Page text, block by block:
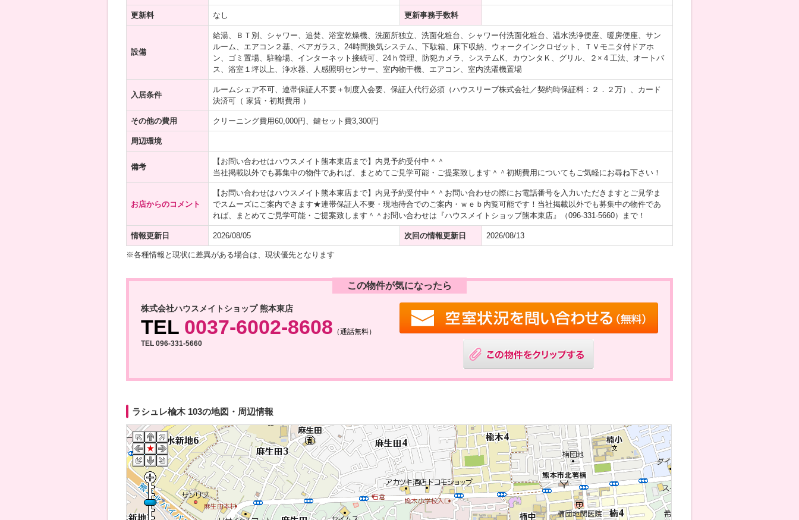
更新料 なし 更新事務手数料
設備
給湯、ＢＴ別、シャワー、追焚、浴室乾燥機、洗面所独立、洗面化粧台、シャワー付洗面化粧台、温水洗浄便座、暖房便座、サン
ルーム、エアコン２基、ペアガラス、24時間換気システム、下駄箱、床下収納、ウォークインクロゼット、ＴＶモニタ付ドアホ
ン、ゴミ置場、駐輪場、インターネット接続可、24ｈ管理、防犯カメラ、システムK、カウンタＫ、グリル、２×４工法、オートバ
ス、浴室１坪以上、浄水器、人感照明センサー、室内物干機、エアコン、室内洗濯機置場
入居条件
ルームシェア不可、連帯保証人不要＋制度入会要、保証人代行必須（ハウスリーブ株式会社／契約時保証料：２．２万）、カード
決済可（ 家賃・初期費用 ）
その他の費用 クリーニング費用60,000円、鍵セット費3,300円
周辺環境
備考
【お問い合わせはハウスメイト熊本東店まで】内見予約受付中＾＾
当社掲載以外でも募集中の物件であれば、まとめてご見学可能・ご提案致します＾＾初期費用についてもご気軽にお尋ね下さい！
お店からのコメント
【お問い合わせはハウスメイト熊本東店まで】内見予約受付中＾＾お問い合わせの際にお電話番号を入力いただきますとご見学ま
でスムーズにご案内できます★連帯保証人不要・現地待合でのご案内・ｗｅｂ内覧可能です！当社掲載以外でも募集中の物件であ
れば、まとめてご見学可能・ご提案致します＾＾お問い合わせは『ハウスメイトショップ熊本東店』（096-331-5660）まで！
情報更新日 2026/08/05 次回の情報更新日 2026/08/13
※各種情報と現状に差異がある場合は、現状優先となります
この物件が気になったら
株式会社ハウスメイトショップ 熊本東店
TEL 0037-6002-8608 （通話無料）
TEL 096-331-5660
ラシュレ楡木 103の地図・周辺情報